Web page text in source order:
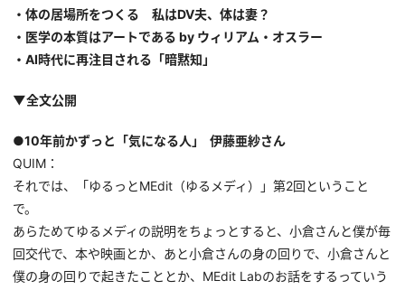
・体の居場所をつくる 私はDV夫、体は妻？
・医学の本質はアートである by ウィリアム・オスラー
・AI時代に再注目される「暗黙知」
▼全文公開
●10年前かずっと「気になる人」 伊藤亜紗さん
QUIM：
それでは、「ゆるっとMEdit（ゆるメディ）」第2回ということ
で。
あらためてゆるメディの説明をちょっとすると、小倉さんと僕が毎
回交代で、本や映画とか、あと小倉さんの身の回りで、小倉さんと
僕の身の回りで起きたこととか、MEdit Labのお話をするっていう